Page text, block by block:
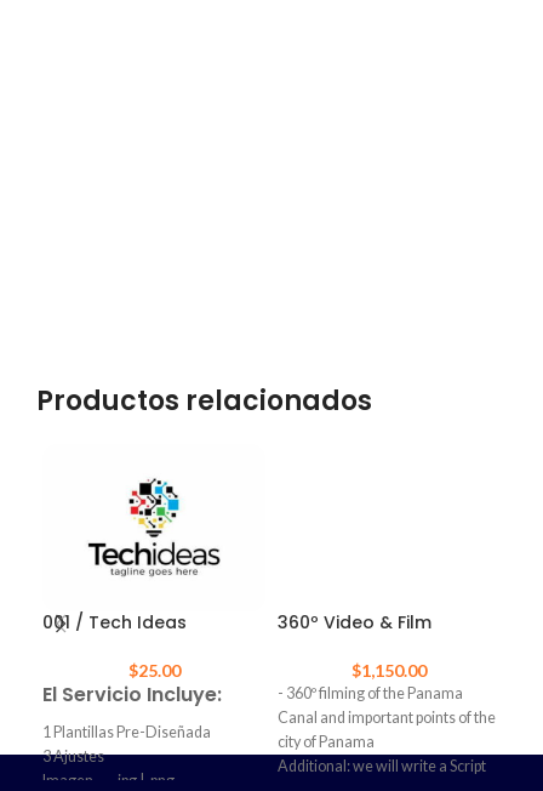
Productos relacionados
001 / Tech Ideas
$25.00
El Servicio Incluye:
1 Plantillas Pre-Diseñada
3 Ajustes
Imagen → .jpg | .png
360º Video & Film
$1,150.00
- 360º filming of the Panama
Canal and important points of the
city of Panama
Additional: we will write a Script
–